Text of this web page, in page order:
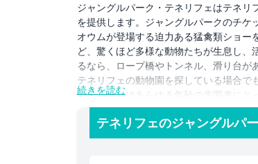
ジャングルパーク・テネリフェはテネ
を提供します。ジャングルパークのチケ
オウムが登場する迫力ある猛禽類ショ
ど、驚くほど多様な動物たちが生息し
るなら、ロープ橋やトンネル、滑り台
テネリフェの動物園を探している場合
グルパークはあらゆる年齢の来園者にと
ハイライト
続きを読む
テネリフェのジャングルパ